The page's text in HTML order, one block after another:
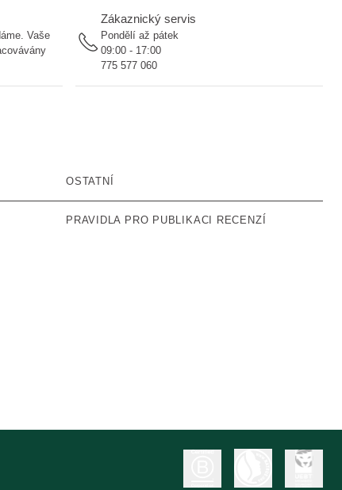
Vaše
Zákaznický servis
Pondělí až pátek
09:00 - 17:00
775 577 060
OSTATNÍ
PRAVIDLA PRO PUBLIKACI RECENZÍ